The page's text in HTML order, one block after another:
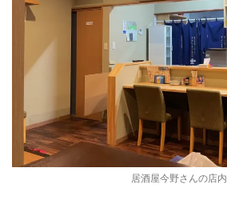
居酒屋今野さんの店内